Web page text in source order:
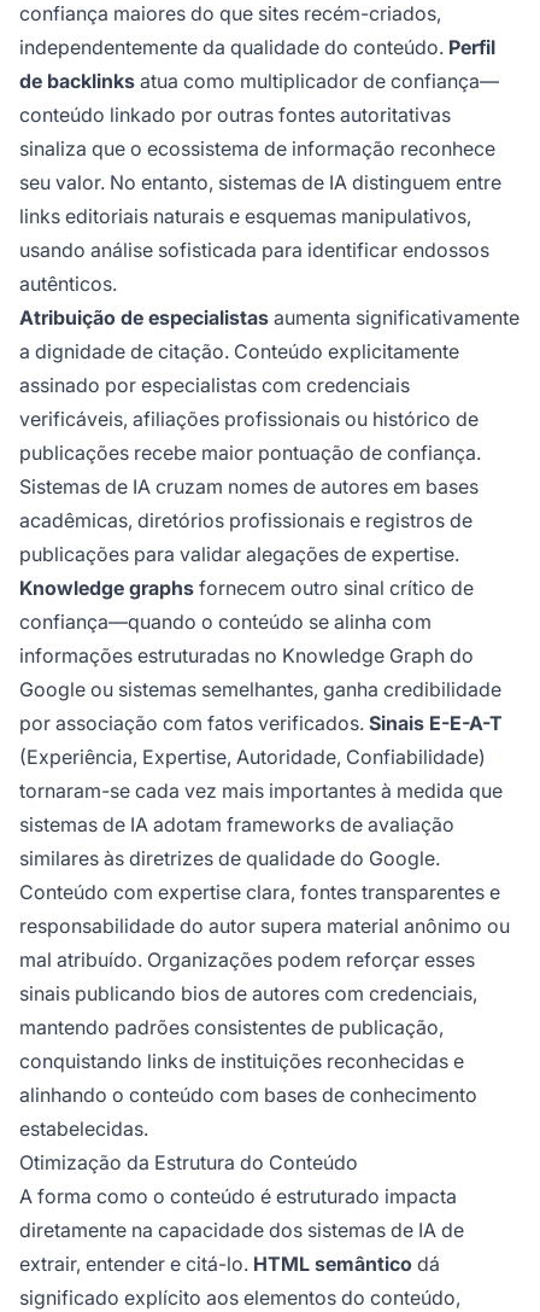
confiança maiores do que sites recém-criados,
independentemente da qualidade do conteúdo. Perfil
de backlinks atua como multiplicador de confiança—
conteúdo linkado por outras fontes autoritativas
sinaliza que o ecossistema de informação reconhece
seu valor. No entanto, sistemas de IA distinguem entre
links editoriais naturais e esquemas manipulativos,
usando análise sofisticada para identificar endossos
autênticos.
Atribuição de especialistas aumenta significativamente
a dignidade de citação. Conteúdo explicitamente
assinado por especialistas com credenciais
verificáveis, afiliações profissionais ou histórico de
publicações recebe maior pontuação de confiança.
Sistemas de IA cruzam nomes de autores em bases
acadêmicas, diretórios profissionais e registros de
publicações para validar alegações de expertise.
Knowledge graphs fornecem outro sinal crítico de
confiança—quando o conteúdo se alinha com
informações estruturadas no Knowledge Graph do
Google ou sistemas semelhantes, ganha credibilidade
por associação com fatos verificados. Sinais E-E-A-T
(Experiência, Expertise, Autoridade, Confiabilidade)
tornaram-se cada vez mais importantes à medida que
sistemas de IA adotam frameworks de avaliação
similares às diretrizes de qualidade do Google.
Conteúdo com expertise clara, fontes transparentes e
responsabilidade do autor supera material anônimo ou
mal atribuído. Organizações podem reforçar esses
sinais publicando bios de autores com credenciais,
mantendo padrões consistentes de publicação,
conquistando links de instituições reconhecidas e
alinhando o conteúdo com bases de conhecimento
estabelecidas.
Otimização da Estrutura do Conteúdo
A forma como o conteúdo é estruturado impacta
diretamente na capacidade dos sistemas de IA de
extrair, entender e citá-lo. HTML semântico dá
significado explícito aos elementos do conteúdo,